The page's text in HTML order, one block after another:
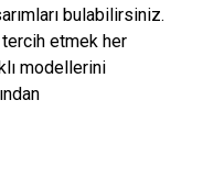
bulabilirsiniz.
tercih etmek her
modellerini